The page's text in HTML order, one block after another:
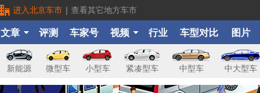
进入北京车市 查看其它地方车市
文章 评测 车家号 视频 行业 车型对比 图片
新能源 微型车 小型车 紧凑型车 中型车 中大型车